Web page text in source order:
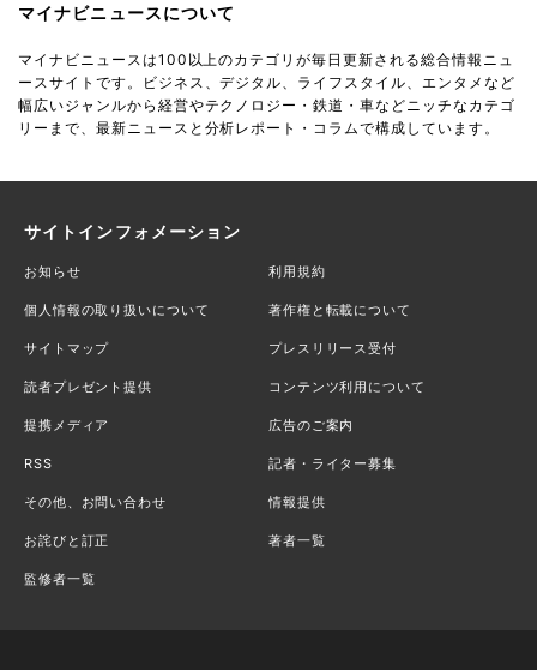
マイナビニュースについて
マイナビニュースは100以上のカテゴリが毎日更新される総合情報ニュ
ースサイトです。ビジネス、デジタル、ライフスタイル、エンタメなど
幅広いジャンルから経営やテクノロジー・鉄道・車などニッチなカテゴ
リーまで、最新ニュースと分析レポート・コラムで構成しています。
サイトインフォメーション
お知らせ 利用規約
個人情報の取り扱いについて 著作権と転載について
サイトマップ プレスリリース受付
読者プレゼント提供 コンテンツ利用について
提携メディア 広告のご案内
RSS 記者・ライター募集
その他、お問い合わせ 情報提供
お詫びと訂正 著者一覧
監修者一覧